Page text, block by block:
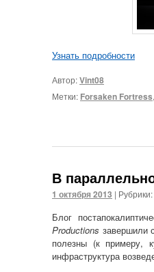
Узнать подробности
Автор:Vint08
Метки: Forsaken Fortress,
В
1 октября 2013 | Рубрики:
Блог
Productions завершили
полезны (к примеру,
инфраструктура